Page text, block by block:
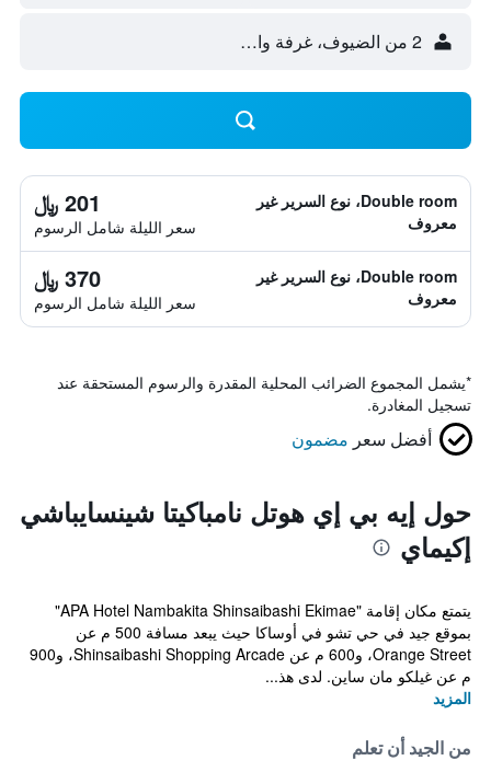
2 من الضيوف، غرفة واحدة
Double room، نوع السرير غير
معروف
201 ﷼
سعر الليلة شامل الرسوم
Double room، نوع السرير غير
معروف
370 ﷼
سعر الليلة شامل الرسوم
*يشمل المجموع الضرائب المحلية المقدرة والرسوم المستحقة عند
تسجيل المغادرة.
أفضل سعر مضمون
حول إيه بي إي هوتل نامباكيتا شينسايباشي
إكيماي
يتمتع مكان إقامة "APA Hotel Nambakita Shinsaibashi Ekimae"
بموقع جيد في حي تشو في أوساكا حيث يبعد مسافة 500 م عن
Orange Street، و600 م عن Shinsaibashi Shopping Arcade، و900
م عن غيلكو مان ساين. لدى هذ...
المزيد
من الجيد أن تعلم